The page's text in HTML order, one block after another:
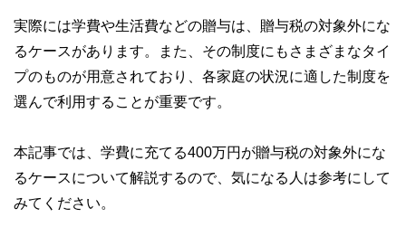
実際には学費や生活費などの贈与は、贈与税の対象外にな
るケースがあります。また、その制度にもさまざまなタイ
プのものが用意されており、各家庭の状況に適した制度を
選んで利用することが重要です。
本記事では、学費に充てる400万円が贈与税の対象外にな
るケースについて解説するので、気になる人は参考にして
みてください。